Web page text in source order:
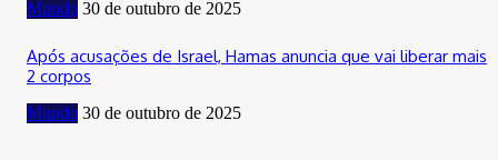
Mundo 30 de outubro de 2025
Após acusações de Israel, Hamas anuncia que vai liberar mais
2 corpos
Mundo 30 de outubro de 2025